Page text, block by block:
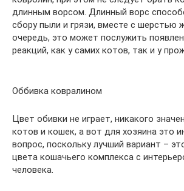
длинным ворсом. Длинный ворс
сбору пыли и грязи, вместе с шерстью
очередь, это может послужить
реакций, как у самих котов, так и у
Оббивка ковралином
Цвет обивки не играет, никакого
котов и кошек, а вот для хозяина это
вопрос, поскольку лучший вариант –
цвета кошачьего комплекса с
человека.